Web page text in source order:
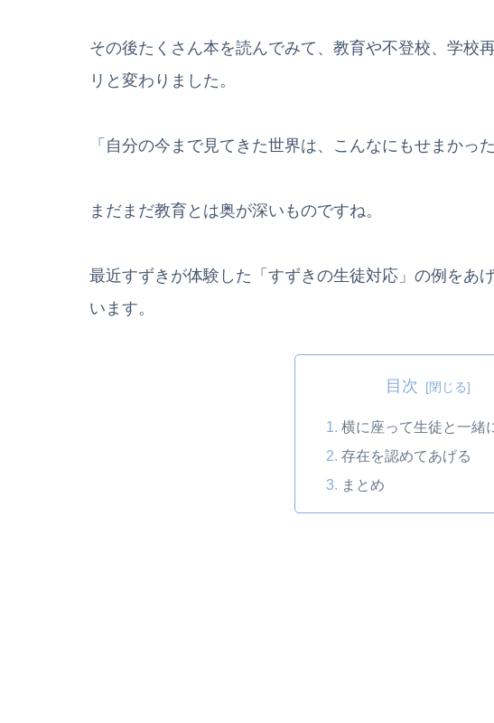
その後たくさん本を読んでみて、教育や不登校、学校
リと変わりました。
「自分の今まで見てきた世界は、こんなにもせまかっ
まだまだ教育とは奥が深いものですね。
最近すずきが体験した「すずきの生徒対応」の例をあ
います。
目次
横に座って生徒と一緒
存在を認めてあげる
まとめ